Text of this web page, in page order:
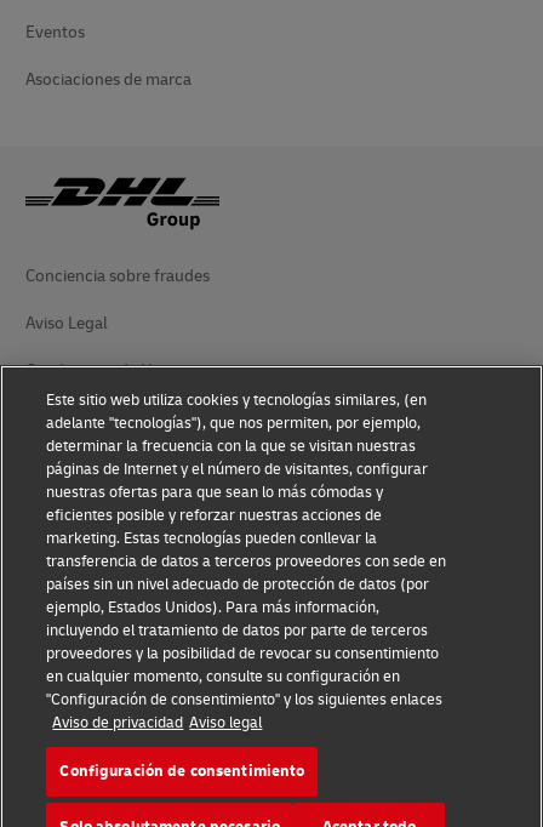
Eventos
Asociaciones de marca
Conciencia sobre fraudes
Aviso Legal
Condiciones de Uso
Aviso de Privacidad
Información adicional
Ajustes de cookies
Síganos
2026 © - todos los derechos reservados
Este sitio web utiliza cookies y tecnologías similares, (en
adelante "tecnologías"), que nos permiten, por ejemplo,
determinar la frecuencia con la que se visitan nuestras
páginas de Internet y el número de visitantes, configurar
nuestras ofertas para que sean lo más cómodas y
eficientes posible y reforzar nuestras acciones de
marketing. Estas tecnologías pueden conllevar la
transferencia de datos a terceros proveedores con sede en
países sin un nivel adecuado de protección de datos (por
ejemplo, Estados Unidos). Para más información,
incluyendo el tratamiento de datos por parte de terceros
proveedores y la posibilidad de revocar su consentimiento
en cualquier momento, consulte su configuración en
"Configuración de consentimiento" y los siguientes enlaces
Aviso de privacidad Aviso legal
Configuración de consentimiento